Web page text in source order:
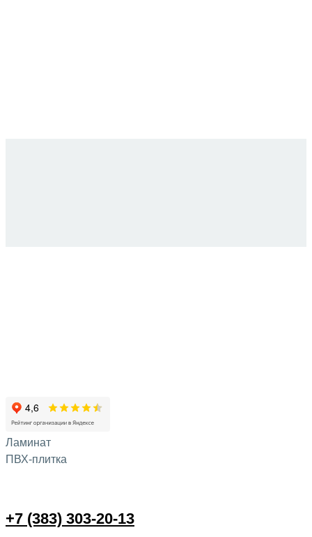
+7 (383) 303-20-13
Ламинат
ПВХ-плитка